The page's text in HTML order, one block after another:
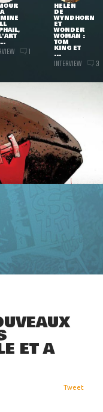
1
HELEN
DE
WYNDHORN
ET
WONDER
WOMAN :
TOM
KING ET
...
INTERVIEW 3
ET A
Tweet